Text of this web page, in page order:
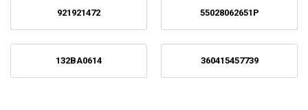
921921472 55028062651P
132BA0614 360415457739